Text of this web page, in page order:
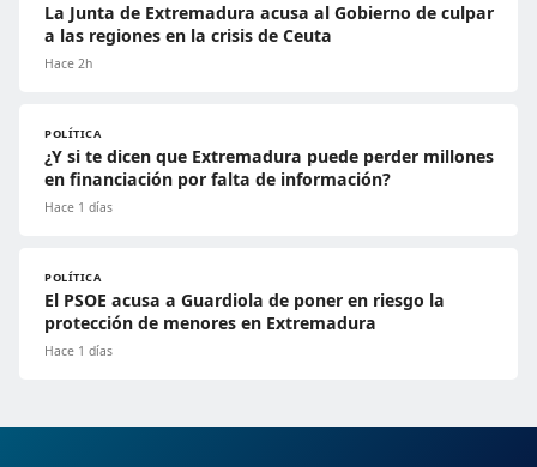
La Junta de Extremadura acusa al Gobierno de culpar
a las regiones en la crisis de Ceuta
Hace 2h
POLÍTICA
¿Y si te dicen que Extremadura puede perder millones
en financiación por falta de información?
Hace 1 días
POLÍTICA
El PSOE acusa a Guardiola de poner en riesgo la
protección de menores en Extremadura
Hace 1 días